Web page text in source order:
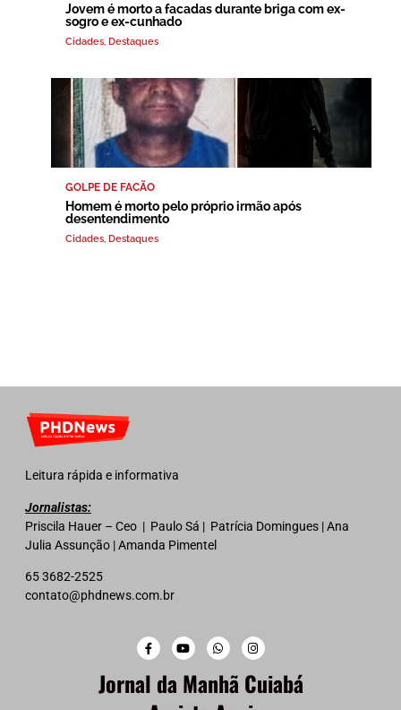
Jovem é morto a facadas durante briga com ex-
sogro e ex-cunhado
Cidades, Destaques
GOLPE DE FACÃO
Homem é morto pelo próprio irmão após
desentendimento
Cidades, Destaques
Leitura rápida e informativa
Jornalistas:
Priscila Hauer – Ceo | Paulo Sá | Patrícia Domingues | Ana
Julia Assunção | Amanda Pimentel
65 3682-2525
contato@phdnews.com.br
Jornal da Manhã Cuiabá